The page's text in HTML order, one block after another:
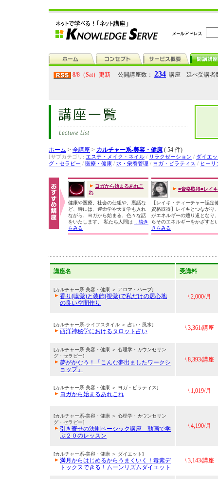
8/8（Sat）更新 公開講座数： 234 講座 延べ受講者
ホーム > 全講座 > カルチャー系-美容・健康 ( 54 件)
[サブカテゴリ: エステ・メイク・ネイル / リラクゼーション / ダイエ
グ・セラピー / 医療・健康 / 水・栄養管理 / ヨガ・ピラティス / ヒーリ
ヨガから始まるあれこ
れ
健康や医療、社会の仕組や、裏話な
ど、時には、運命学や天文学も入れ
ながら、ヨガから始まる、色々な話
をいたします。 私たち人間は
...続き
をみる
■資格取得■レイ
【レイキ・ティーチャー認定
資格取得】レイキとつながり
がエネルギーの通り道となり
らそのエネルギーをかざすと
きをみる
講座名 受講料
[カルチャー系-美容・健康 ＞ アロマ・ハーブ]
香り(嗅覚)と装飾(視覚)で私だけの居心地
の良い空間作り
\ 2,000/月
[カルチャー系-ライフスタイル ＞ 占い・風水]
西洋神秘学におけるタロット占い \ 3,361/講座
[カルチャー系-美容・健康 ＞ 心理学・カウンセリン
グ・セラピー]
夢がかなう！「こんな夢出ましたワークシ
ョップ」
\ 8,393/講座
[カルチャー系-美容・健康 ＞ ヨガ・ピラティス]
ヨガから始まるあれこれ \ 1,019/月
[カルチャー系-美容・健康 ＞ 心理学・カウンセリン
グ・セラピー]
引き寄せの法則ベーシック講座 動画で学
ぶ２０のレッスン
\ 4,190/月
[カルチャー系-美容・健康 ＞ ダイエット]
満月からはじめるからうまくいく！毒素デ
トックスできる！ムーンリズムダイエット
\ 3,143/講座